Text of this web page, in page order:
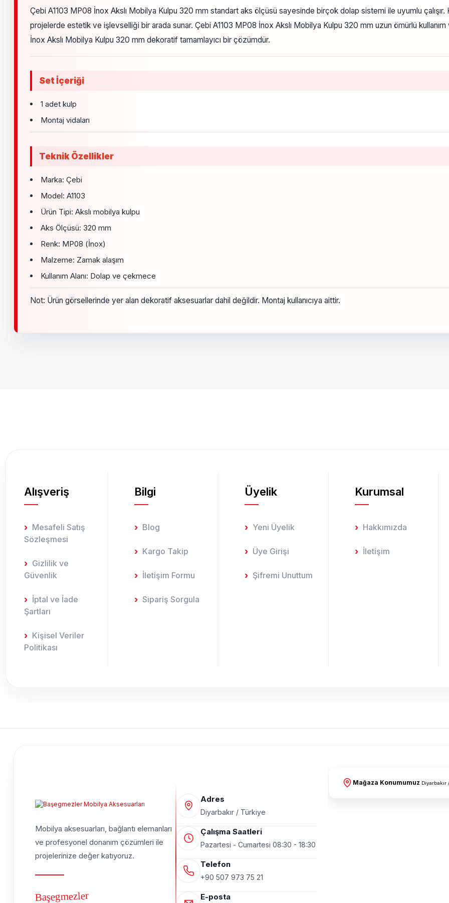
Çebi A1103 MP08 İnox Akslı Mobilya Kulpu 320 mm standart aks ölçüsü sayesinde birçok dolap sistemi ile uyumlu
projelerde estetik ve işlevselliği bir arada sunar. Çebi A1103 MP08 İnox Akslı Mobilya Kulpu 320 mm uzun ömürlü
İnox Akslı Mobilya Kulpu 320 mm dekoratif tamamlayıcı bir çözümdür.
Set İçeriği
1 adet kulp
Montaj vidaları
Teknik Özellikler
Marka: Çebi
Model: A1103
Ürün Tipi: Akslı mobilya kulpu
Aks Ölçüsü: 320 mm
Renk: MP08 (İnox)
Malzeme: Zamak alaşım
Kullanım Alanı: Dolap ve çekmece
Not: Ürün görsellerinde yer alan dekoratif aksesuarlar dahil değildir. Montaj kullanıcıya aittir.
Alışveriş
Mesafeli Satış
Sözleşmesi
Gizlilik ve
Güvenlik
İptal ve İade
Şartları
Kişisel Veriler
Politikası
Bilgi
Blog
Kargo Takip
İletişim Formu
Sipariş Sorgula
Üyelik
Yeni Üyelik
Üye Girişi
Şifremi Unuttum
Kurumsal
Hakkımızda
İletişim
Mobilya aksesuarları, bağlantı elemanları
ve profesyonel donanım çözümleri ile
projelerinize değer katıyoruz.
Başegmezler
Adres
Diyarbakır / Türkiye
Çalışma Saatleri
Pazartesi - Cumartesi 08:30 - 18:30
Telefon
+90 507 973 75 21
E-posta
Mağaza Konumumuz Diyarbakır